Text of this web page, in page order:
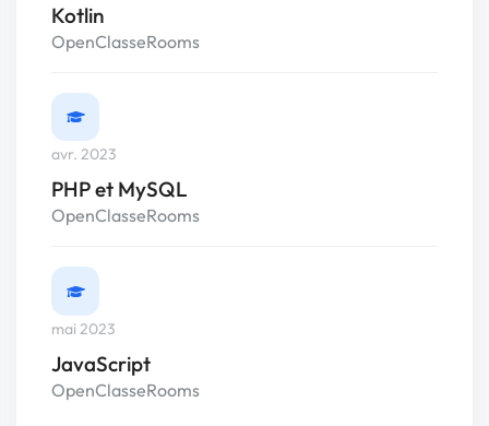
Kotlin
OpenClasseRooms
avr. 2023
PHP et MySQL
OpenClasseRooms
mai 2023
JavaScript
OpenClasseRooms